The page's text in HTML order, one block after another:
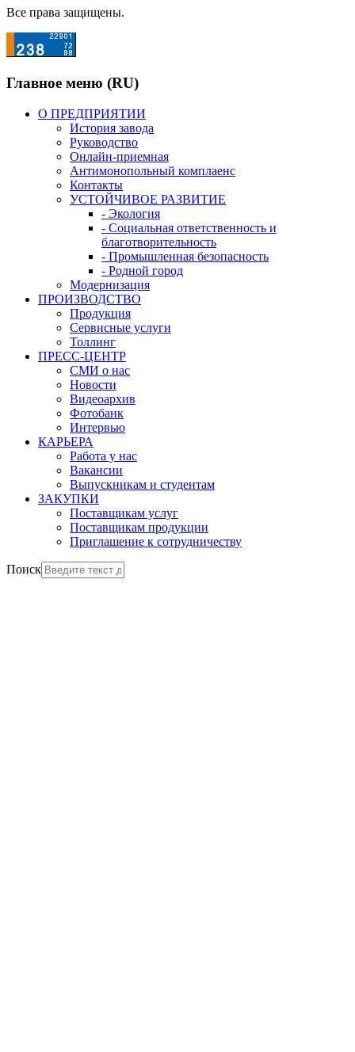
Все права защищены.
Главное меню (RU)
О ПРЕДПРИЯТИИ
История завода
Руководство
Онлайн-приемная
Антимонопольный комплаенс
Контакты
УСТОЙЧИВОЕ РАЗВИТИЕ
- Экология
- Социальная ответственность и
благотворительность
- Промышленная безопасность
- Родной город
Модернизация
ПРОИЗВОДСТВО
Продукция
Сервисные услуги
Толлинг
ПРЕСС-ЦЕНТР
СМИ о нас
Новости
Видеоархив
Фотобанк
Интервью
КАРЬЕРА
Работа у нас
Вакансии
Выпускникам и студентам
ЗАКУПКИ
Поставщикам услуг
Поставщикам продукции
Приглашение к сотрудничеству
Поиск